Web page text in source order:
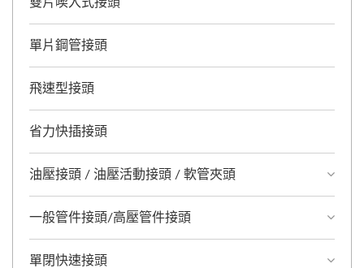
單片鋼管接頭
飛速型接頭
省力快插接頭
油壓接頭 / 油壓活動接頭 / 軟管夾頭
一般管件接頭/高壓管件接頭
單閉快速接頭